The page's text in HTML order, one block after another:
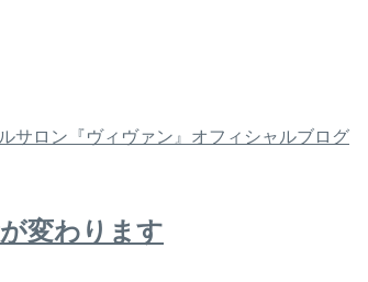
サロン『ヴィヴァン』オフィシャルブログ
変わります